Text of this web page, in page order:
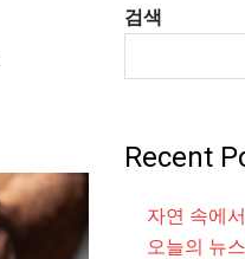
검색
Recent
자연 속에
오늘의 뉴